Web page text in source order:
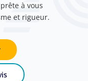
à vous
et rigueur.